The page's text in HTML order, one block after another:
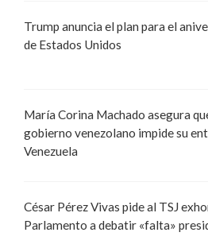
Trump anuncia el plan para el
de Estados Unidos
María Corina Machado asegura
gobierno venezolano impide su
Venezuela
César Pérez Vivas pide al TSJ
Parlamento a debatir «falta»